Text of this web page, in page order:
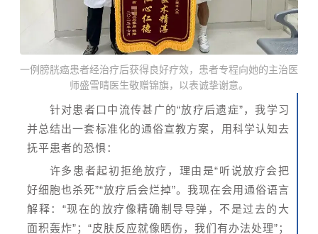
一例膀胱癌患者经治疗后获得良好疗效，患者专程向她的主治医
师盛雪晴医生敬赠锦旗，以表诚挚谢意。
针对患者口中流传甚广的“放疗后遗症”，我学习
并总结出一套标准化的通俗宣教方案，用科学认知去
抚平患者的恐惧：
许多患者起初拒绝放疗，理由是“听说放疗会把
好细胞也杀死”“放疗后会烂掉”。我现在会用通俗语言
解释：“现在的放疗像精确制导导弹，不是过去的大
面积轰炸”；“皮肤反应就像晒伤，我们有办法处理”；